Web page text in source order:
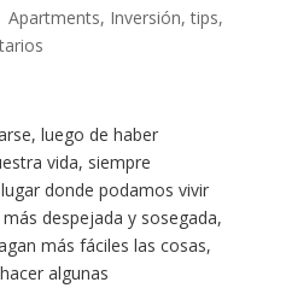
Apartments, Inversión,tips,
luego de haber
vida, siempre
donde podamos vivir
despejada y sosegada,
más fáciles las cosas,
algunas